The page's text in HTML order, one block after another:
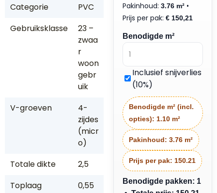
Categorie
PVC
Gebruiksklasse
23 –
zwaa
r
woon
gebr
uik
V-groeven
4-
zijdes
(micr
o)
Totale dikte
2,5
Toplaag
0,55
Pakinhoud: 3.76 m² •
Prijs per pak: € 150,21
Benodigde m²
Inclusief snijverlies
(10%)
Benodigde m² (incl.
opties): 1.10 m²
Pakinhoud: 3.76 m²
Prijs per pak: 150.21
Benodigde pakken: 1